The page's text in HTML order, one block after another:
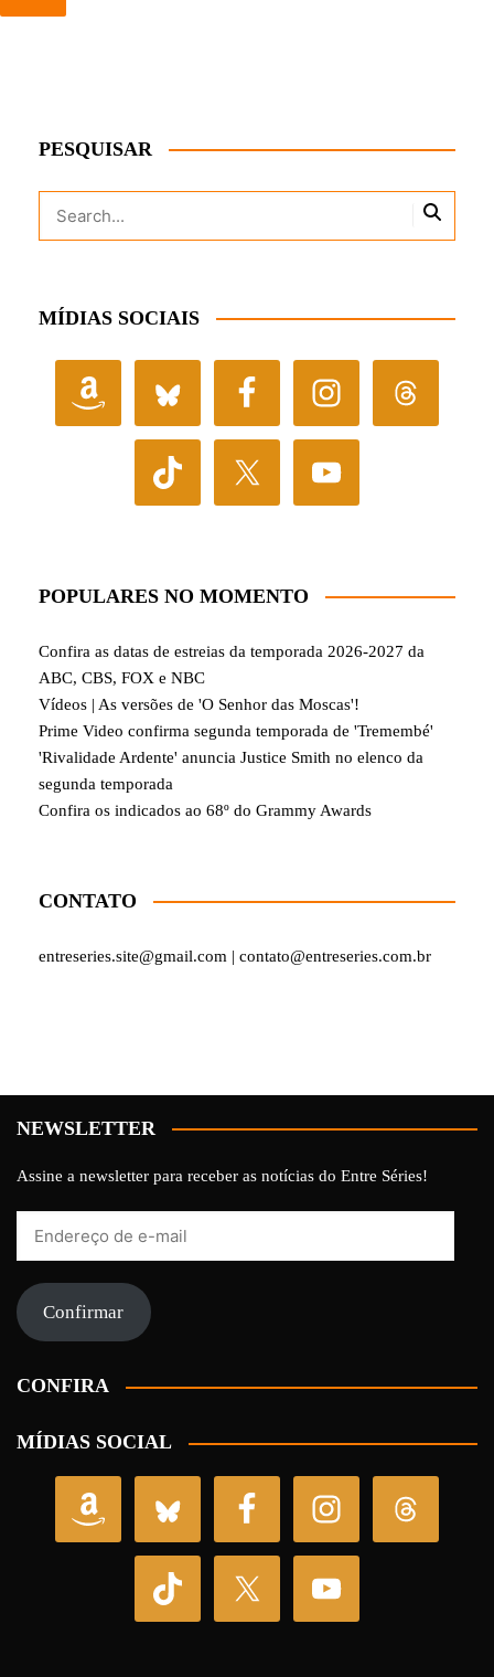
PESQUISAR
MÍDIAS SOCIAIS
POPULARES NO MOMENTO
Confira as datas de estreias da temporada 2026-2027 da
ABC, CBS, FOX e NBC
Vídeos | As versões de 'O Senhor das Moscas'!
Prime Video confirma segunda temporada de 'Tremembé'
'Rivalidade Ardente' anuncia Justice Smith no elenco da
segunda temporada
Confira os indicados ao 68º do Grammy Awards
CONTATO
entreseries.site@gmail.com | contato@entreseries.com.br
NEWSLETTER
Assine a newsletter para receber as notícias do Entre Séries!
mail Confirmar
CONFIRA
MÍDIAS SOCIAL